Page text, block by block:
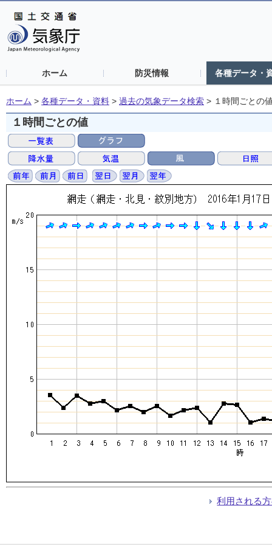
ホーム 防災情報 各種データ・
ホーム > 各種データ・資料 > 過去の気象データ検索 > １時間ごとの
１時間ごとの値
利用される